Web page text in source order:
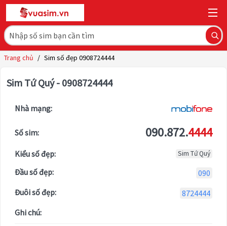
Trang chủ / Sim số đẹp 0908724444
Sim Tứ Quý - 0908724444
Nhà mạng:
Số sim: 090.872.4444
Kiểu số đẹp: Sim Tứ Quý
Đầu số đẹp:
090
Đuôi số đẹp:
8724444
Ghi chú: